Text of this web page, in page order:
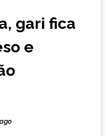
gari fica
e